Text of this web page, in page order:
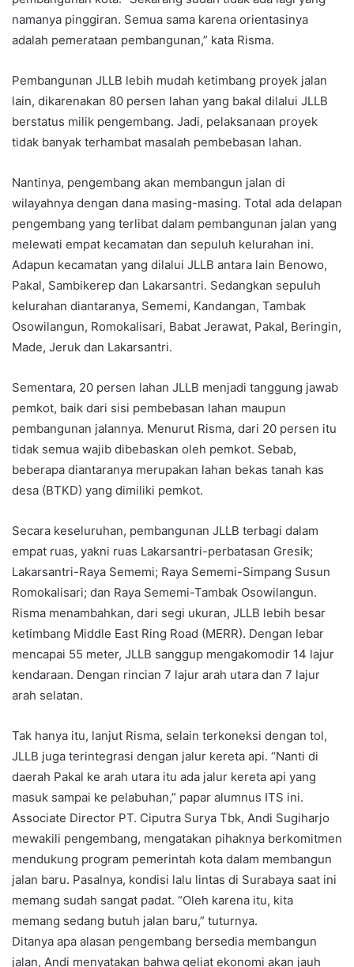
namanya pinggiran. Semua sama karena orientasinya
adalah pemerataan pembangunan,” kata Risma.
Pembangunan JLLB lebih mudah ketimbang proyek jalan
lain, dikarenakan 80 persen lahan yang bakal dilalui JLLB
berstatus milik pengembang. Jadi, pelaksanaan proyek
tidak banyak terhambat masalah pembebasan lahan.
Nantinya, pengembang akan membangun jalan di
wilayahnya dengan dana masing-masing. Total ada delapan
pengembang yang terlibat dalam pembangunan jalan yang
melewati empat kecamatan dan sepuluh kelurahan ini.
Adapun kecamatan yang dilalui JLLB antara lain Benowo,
Pakal, Sambikerep dan Lakarsantri. Sedangkan sepuluh
kelurahan diantaranya, Sememi, Kandangan, Tambak
Osowilangun, Romokalisari, Babat Jerawat, Pakal, Beringin,
Made, Jeruk dan Lakarsantri.
Sementara, 20 persen lahan JLLB menjadi tanggung jawab
pemkot, baik dari sisi pembebasan lahan maupun
pembangunan jalannya. Menurut Risma, dari 20 persen itu
tidak semua wajib dibebaskan oleh pemkot. Sebab,
beberapa diantaranya merupakan lahan bekas tanah kas
desa (BTKD) yang dimiliki pemkot.
Secara keseluruhan, pembangunan JLLB terbagi dalam
empat ruas, yakni ruas Lakarsantri-perbatasan Gresik;
Lakarsantri-Raya Sememi; Raya Sememi-Simpang Susun
Romokalisari; dan Raya Sememi-Tambak Osowilangun.
Risma menambahkan, dari segi ukuran, JLLB lebih besar
ketimbang Middle East Ring Road (MERR). Dengan lebar
mencapai 55 meter, JLLB sanggup mengakomodir 14 lajur
kendaraan. Dengan rincian 7 lajur arah utara dan 7 lajur
arah selatan.
Tak hanya itu, lanjut Risma, selain terkoneksi dengan tol,
JLLB juga terintegrasi dengan jalur kereta api. “Nanti di
daerah Pakal ke arah utara itu ada jalur kereta api yang
masuk sampai ke pelabuhan,” papar alumnus ITS ini.
Associate Director PT. Ciputra Surya Tbk, Andi Sugiharjo
mewakili pengembang, mengatakan pihaknya berkomitmen
mendukung program pemerintah kota dalam membangun
jalan baru. Pasalnya, kondisi lalu lintas di Surabaya saat ini
memang sudah sangat padat. “Oleh karena itu, kita
memang sedang butuh jalan baru,” tuturnya.
Ditanya apa alasan pengembang bersedia membangun
jalan, Andi menyatakan bahwa geliat ekonomi akan jauh